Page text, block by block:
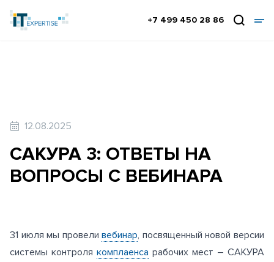
+7 499 450 28 86
12.08.2025
САКУРА 3: ОТВЕТЫ НА
ВОПРОСЫ С ВЕБИНАРА
31 июля мы провеливебинар, посвященный новой версии
системы контроля комплаенса рабочих мест – САКУРА